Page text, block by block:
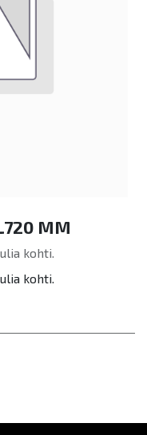
MM
kohti.
kohti.